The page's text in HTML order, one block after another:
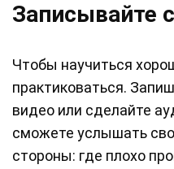
Записывайте
Чтобы научиться
практиковаться.
видео или сделайте
сможете услышать
стороны: где плохо